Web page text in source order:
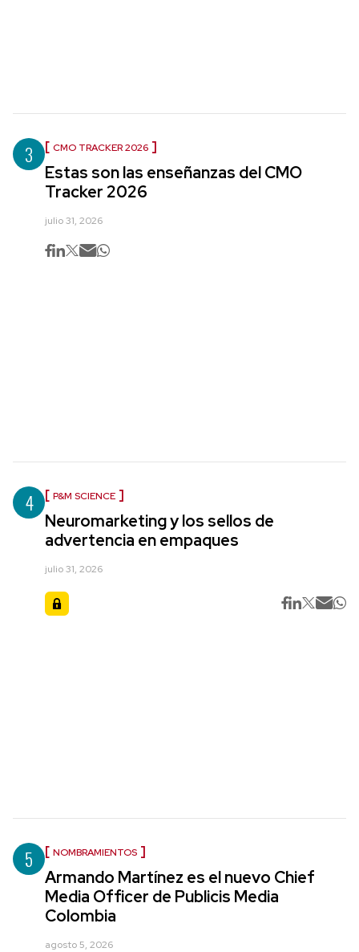
3 CMO TRACKER 2026
Estas son las enseñanzas del CMO
Tracker 2026
julio 31, 2026
4 P&M SCIENCE
Neuromarketing y los sellos de
advertencia en empaques
julio 31, 2026
5 NOMBRAMIENTOS
Armando Martínez es el nuevo Chief
Media Officer de Publicis Media
Colombia
agosto 5, 2026